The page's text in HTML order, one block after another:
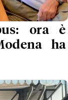
ora è
ha